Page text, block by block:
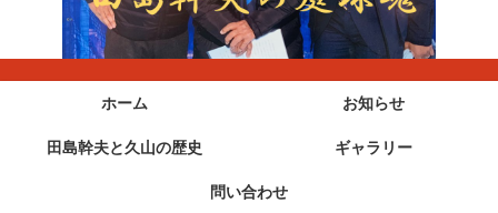
ホーム お知らせ
田島幹夫と久山の歴史 ギャラリー
問い合わせ